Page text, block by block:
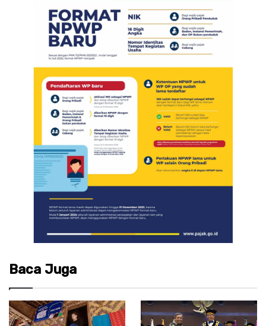
Baca Juga